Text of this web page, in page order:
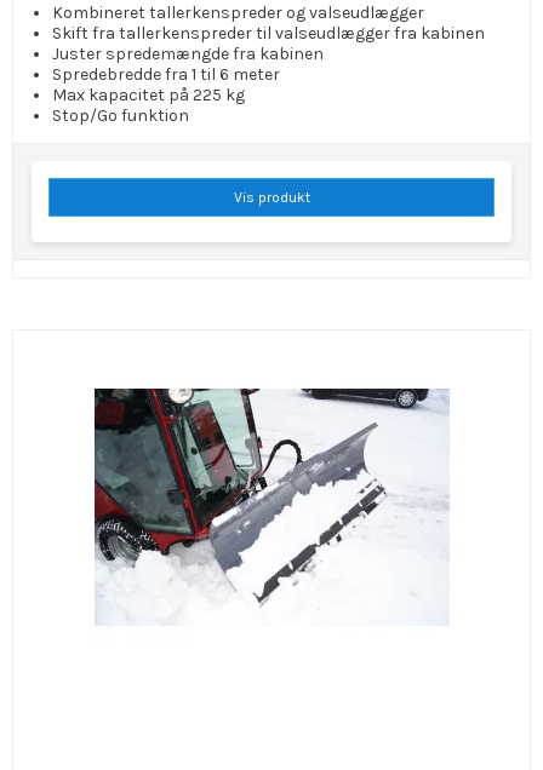
Kombineret tallerkenspreder og valseudlægger
Skift fra tallerkenspreder til valseudlægger fra kabinen
Juster spredemængde fra kabinen
Spredebredde fra 1 til 6 meter
Max kapacitet på 225 kg
Stop/Go funktion
Vis produkt